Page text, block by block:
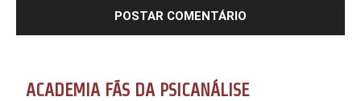
ACADEMIA FÃS DA PSICANÁLISE